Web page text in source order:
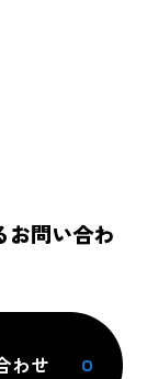
お問い合わ
わせ